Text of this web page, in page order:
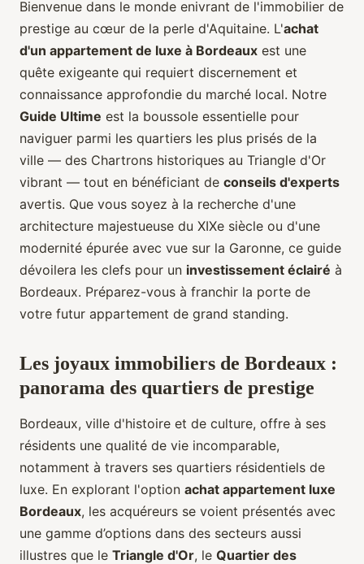
Bienvenue dans le monde enivrant de l'immobilier de
prestige au cœur de la perle d'Aquitaine. L'achat
d'un appartement de luxe à Bordeaux est une
quête exigeante qui requiert discernement et
connaissance approfondie du marché local. Notre
Guide Ultime est la boussole essentielle pour
naviguer parmi les quartiers les plus prisés de la
ville — des Chartrons historiques au Triangle d'Or
vibrant — tout en bénéficiant de conseils d'experts
avertis. Que vous soyez à la recherche d'une
architecture majestueuse du XIXe siècle ou d'une
modernité épurée avec vue sur la Garonne, ce guide
dévoilera les clefs pour un investissement éclairé à
Bordeaux. Préparez-vous à franchir la porte de
votre futur appartement de grand standing.
Les joyaux immobiliers de Bordeaux :
panorama des quartiers de prestige
Bordeaux, ville d'histoire et de culture, offre à ses
résidents une qualité de vie incomparable,
notamment à travers ses quartiers résidentiels de
luxe. En explorant l'option achat appartement luxe
Bordeaux, les acquéreurs se voient présentés avec
une gamme d’options dans des secteurs aussi
illustres que le Triangle d'Or, le Quartier des